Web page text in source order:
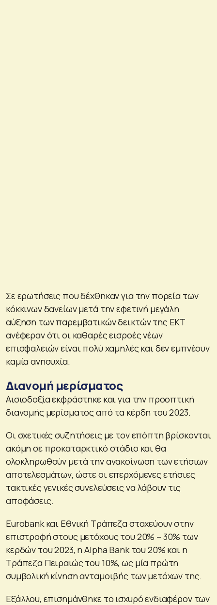
Σε ερωτήσεις που δέχθηκαν για την πορεία των
κόκκινων δανείων μετά την εφετινή μεγάλη
αύξηση των παρεμβατικών δεικτών της ΕΚΤ
ανέφεραν ότι οι καθαρές εισροές νέων
επισφαλειών είναι πολύ χαμηλές και δεν εμπνέουν
καμία ανησυχία.
Διανομή μερίσματος
Αισιοδοξία εκφράστηκε και για την προοπτική
διανομής μερίσματος από τα κέρδη του 2023.
Οι σχετικές συζητήσεις με τον επόπτη βρίσκονται
ακόμη σε προκαταρκτικό στάδιο και θα
ολοκληρωθούν μετά την ανακοίνωση των ετήσιων
αποτελεσμάτων, ώστε οι επερχόμενες ετήσιες
τακτικές γενικές συνελεύσεις να λάβουν τις
αποφάσεις.
Eurobank και Εθνική Τράπεζα στοχεύουν στην
επιστροφή στους μετόχους του 20% – 30% των
κερδών του 2023, η Alpha Bank του 20% και η
Τράπεζα Πειραιώς του 10%, ως μία πρώτη
συμβολική κίνηση ανταμοιβής των μετόχων της.
Εξάλλου, επισημάνθηκε το ισχυρό ενδιαφέρον των